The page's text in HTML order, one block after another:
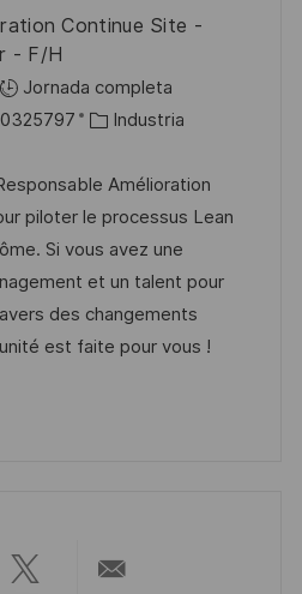
Continue Site -
- F/H
Jornada completa
C
t
e
g
o
r
í
Industria
Amélioration
piloter le processus Lean
Si vous avez une
et un talent pour
des changements
est faite pour vous !